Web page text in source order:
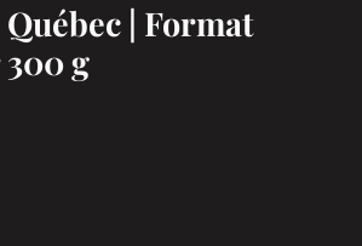
| Format
g